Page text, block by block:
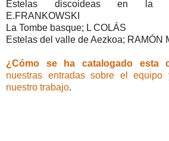
Estelas discoideas en la
E.FRANKOWSKI
La Tombe basque; L COLÁS
Estelas del valle de Aezkoa; RAMÓN
¿Cómo se ha catalogado esta
nuestras entradas sobre el
nuestro trabajo.